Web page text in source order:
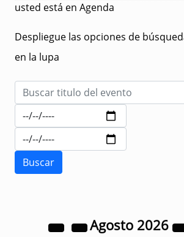
usted está en Agenda
Despliegue las opciones de
en la lupa
Agosto 2026